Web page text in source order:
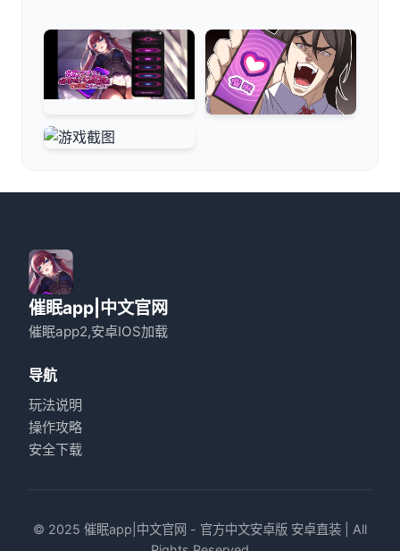
催眠app|中文官网
催眠app2,安卓IOS加载
导航
玩法说明
操作攻略
安全下载
© 2025 催眠app|中文官网 - 官方中文安卓版 安卓直装 | All